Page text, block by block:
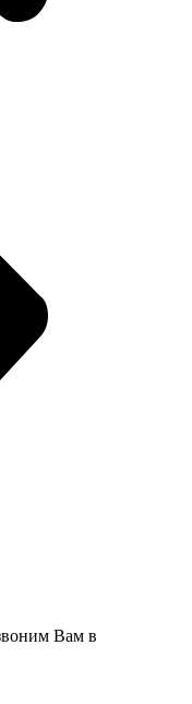
Вам в